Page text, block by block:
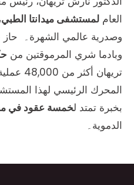
العام لمستشفى ميدانتا الطبي
وصدرية عالمي الشهرة۔ حاز
وبادما شري المرموقتين من
تريهان
المحرك الرئيسي لهذا
بخبرة تمتد لخمسة عقود في
الدموية۔